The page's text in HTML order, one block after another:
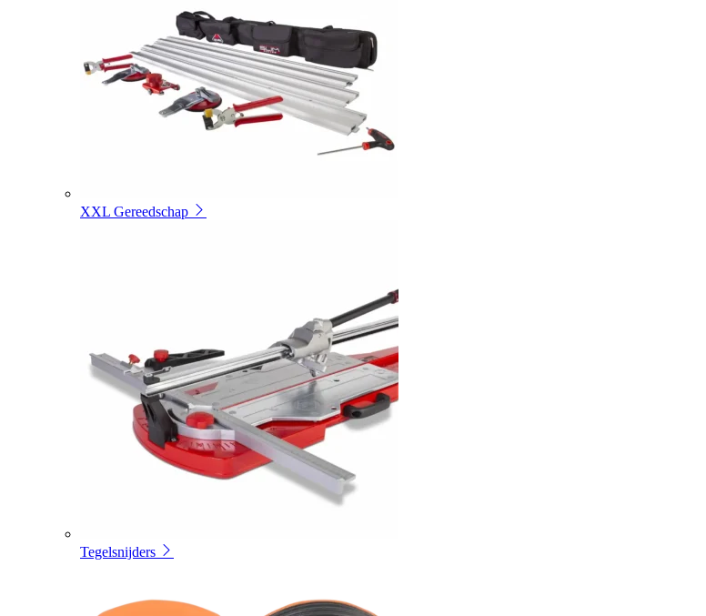
XXL Gereedschap
Tegelsnijders